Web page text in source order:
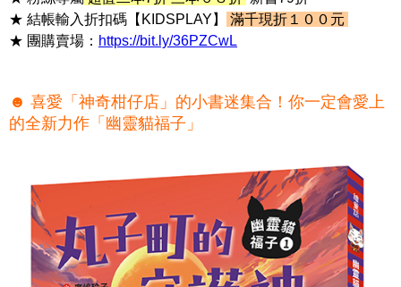
★ 結帳輸入折扣碼【KIDSPLAY】
滿千現折１００元
★ 團購賣場： https://bit.ly/36PZCwL
☻ 喜愛「神奇柑仔店」的小書迷集合！你一定會愛上
的全新力作「幽靈貓福子」